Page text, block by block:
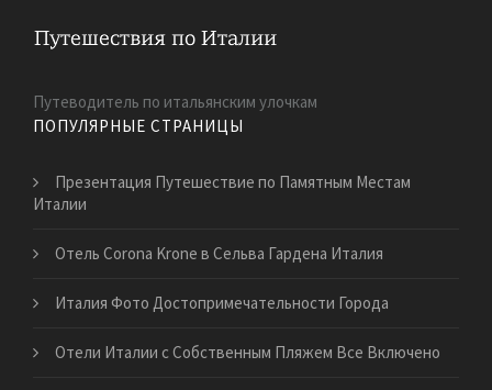
Путеводитель по итальянским улочкам
ПОПУЛЯРНЫЕ СТРАНИЦЫ
Презентация Путешествие по Памятным Местам
Италии
Отель Corona Krone в Сельва Гардена Италия
Италия Фото Достопримечательности Города
Отели Италии с Собственным Пляжем Все Включено